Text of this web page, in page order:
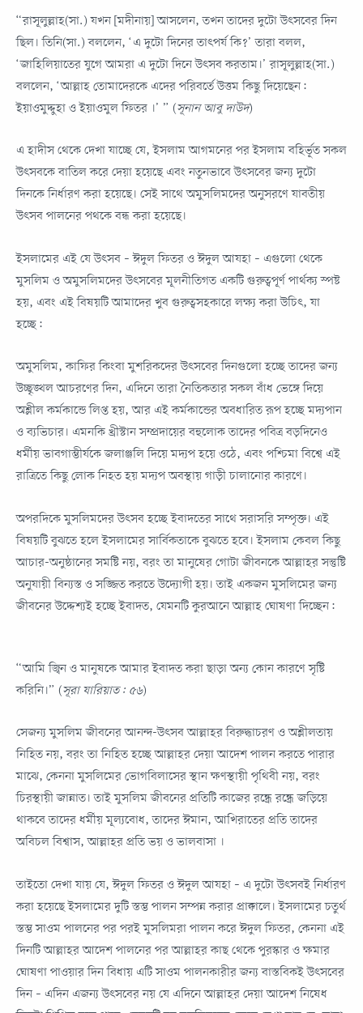
“রাসূলুল্লাহ(সা.) যখন [মদীনায়] আসলেন, তখন তাদের দুটো উৎসবের দিন
ছিল। তিনি(সা.) বললেন, ‘এ দুটো দিনের তাৎপর্য কি?’ তারা বলল,
‘জাহিলিয়াতের যুগে আমরা এ দুটো দিনে উৎসব করতাম।’ রাসূলুল্লাহ(সা.)
বললেন, ‘আল্লাহ তোমাদেরকে এদের পরিবর্তে উত্তম কিছু দিয়েছেন:
ইয়াওমুদ্দুহা ও ইয়াওমুল ফিতর ।’ ” (সূনান আবু দাউদ)
এ হাদীস থেকে দেখা যাচ্ছে যে, ইসলাম আগমনের পর ইসলাম বহির্ভূত সকল
উৎসবকে বাতিল করে দেয়া হয়েছে এবং নতুনভাবে উৎসবের জন্য দুটো
দিনকে নির্ধারণ করা হয়েছে। সেই সাথে অমুসলিমদের অনুসরণে যাবতীয়
উৎসব পালনের পথকে বন্ধ করা হয়েছে।
ইসলামের এই যে উৎসব – ঈদুল ফিতর ও ঈদুল আযহা – এগুলো থেকে
মুসলিম ও অমুসলিমদের উৎসবের মূলনীতিগত একটি গুরুত্বপূর্ণ পার্থক্য স্পষ্ট
হয়, এবং এই বিষয়টি আমাদের খুব গুরুত্বসহকারে লক্ষ্য করা উচিৎ, যা
হচ্ছে:
অমুসলিম, কাফির কিংবা মুশরিকদের উৎসবের দিনগুলো হচ্ছে তাদের জন্য
উচ্ছৃঙ্খল আচরণের দিন, এদিনে তারা নৈতিকতার সকল বাঁধ ভেঙ্গে দিয়ে
অশ্লীল কর্মকান্ডে লিপ্ত হয়, আর এই কর্মকান্ডের অবধারিত রূপ হচ্ছে মদ্যপান
ও ব্যভিচার। এমনকি খ্রীস্টান সম্প্রদায়ের বহুলোক তাদের পবিত্র বড়দিনেও
ধর্মীয় ভাবগাম্ভীর্যকে জলাঞ্জলি দিয়ে মদ্যপ হয়ে ওঠে, এবং পশ্চিমা বিশ্বে এই
রাত্রিতে কিছু লোক নিহত হয় মদ্যপ অবস্থায় গাড়ী চালানোর কারণে।
অপরদিকে মুসলিমদের উৎসব হচ্ছে ইবাদতের সাথে সরাসরি সম্পৃক্ত। এই
বিষয়টি বুঝতে হলে ইসলামের সার্বিকতাকে বুঝতে হবে। ইসলাম কেবল কিছু
আচার-অনুষ্ঠানের সমষ্টি নয়, বরং তা মানুষের গোটা জীবনকে আল্লাহর সন্তুষ্টি
অনুযায়ী বিন্যস্ত ও সজ্জিত করতে উদ্যোগী হয়। তাই একজন মুসলিমের জন্য
জীবনের উদ্দেশ্যই হচ্ছে ইবাদত, যেমনটি কুরআনে আল্লাহ ঘোষণা দিচ্ছেন:
“আমি জ্বিন ও মানুষকে আমার ইবাদত করা ছাড়া অন্য কোন কারণে সৃষ্টি
করিনি।” (সূরা যারিয়াত: ৫৬)
সেজন্য মুসলিম জীবনের আনন্দ-উৎসব আল্লাহর বিরুদ্ধাচরণ ও অশ্লীলতায়
নিহিত নয়, বরং তা নিহিত হচ্ছে আল্লাহর দেয়া আদেশ পালন করতে পারার
মাঝে, কেননা মুসলিমের ভোগবিলাসের স্থান ক্ষণস্থায়ী পৃথিবী নয়, বরং
চিরস্থায়ী জান্নাত। তাই মুসলিম জীবনের প্রতিটি কাজের রন্ধ্রে রন্ধ্রে জড়িয়ে
থাকবে তাদের ধর্মীয় মূল্যবোধ, তাদের ঈমান, আখিরাতের প্রতি তাদের
অবিচল বিশ্বাস, আল্লাহর প্রতি ভয় ও ভালবাসা ।
তাইতো দেখা যায় যে, ঈদুল ফিতর ও ঈদুল আযহা – এ দুটো উৎসবই নির্ধারণ
করা হয়েছে ইসলামের দুটি স্তম্ভ পালন সম্পন্ন করার প্রাক্কালে। ইসলামের চতুর্থ
স্তম্ভ সাওম পালনের পর পরই মুসলিমরা পালন করে ঈদুল ফিতর, কেননা এই
দিনটি আল্লাহর আদেশ পালনের পর আল্লাহর কাছ থেকে পুরস্কার ও ক্ষমার
ঘোষণা পাওয়ার দিন বিধায় এটি সাওম পালনকারীর জন্য বাস্তবিকই উৎসবের
দিন – এদিন এজন্য উৎসবের নয় যে এদিনে আল্লাহর দেয়া আদেশ নিষেধ